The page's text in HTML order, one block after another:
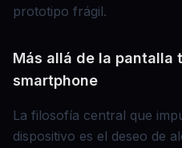
prototipo frágil.
Más allá de la pantalla
smartphone
La filosofía central que
dispositivo es el deseo de